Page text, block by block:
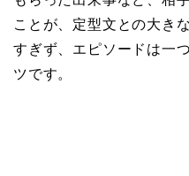
ことが、定型文との大き
すぎず、エピソードは一
ツです。